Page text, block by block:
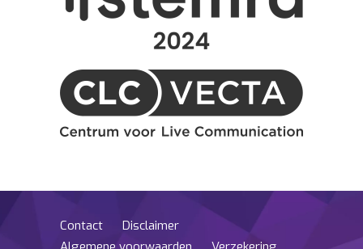
Contact
Disclaimer